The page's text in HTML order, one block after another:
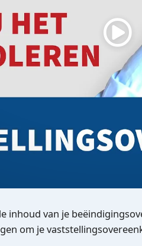
inhoud van je
om je